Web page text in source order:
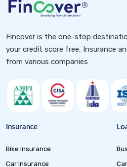
Fincover is the one-stop
your credit score free, Insurance
from various companies
Insurance
Bike Insurance
Car Insurance